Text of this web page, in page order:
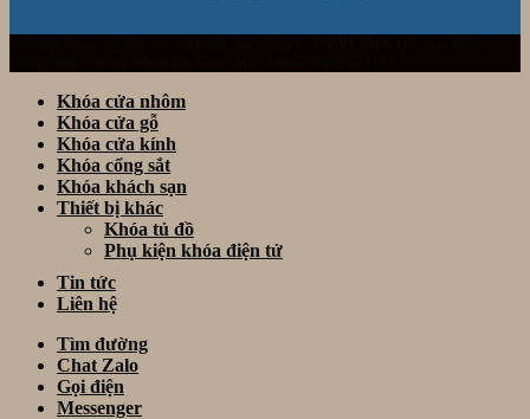
Khóa cửa nhôm
Khóa cửa gỗ
Khóa cửa kính
Khóa cổng sắt
Khóa khách sạn
Thiết bị khác
Khóa tủ đồ
Phụ kiện khóa điện tử
Tin tức
Liên hệ
Tìm đường
Chat Zalo
Gọi điện
Messenger